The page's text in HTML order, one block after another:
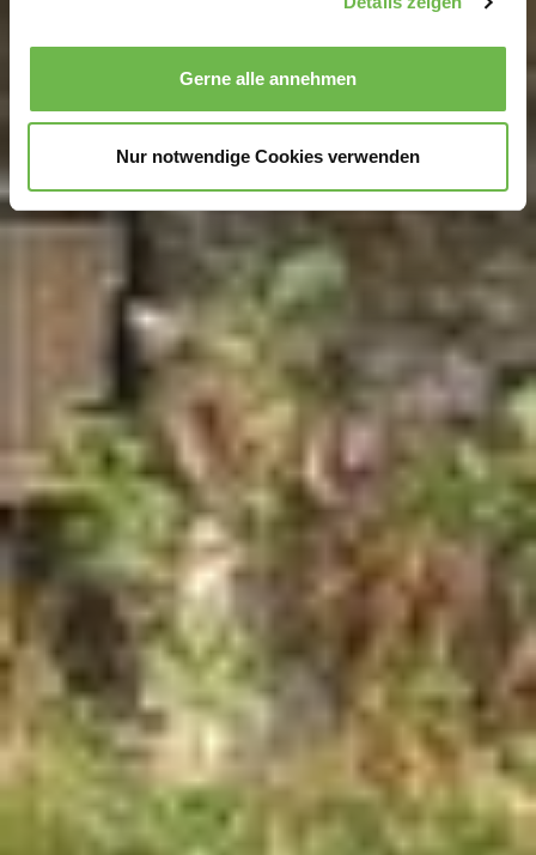
zu können und die Zugriffe auf unsere Website zu
analysieren.Danke, dass Sie uns in unserer Arbeit
unterstützen!
erhobenen Daten in den USA durch Google und
YouTube:
Präferenzen, Statistiken oder Marketing ankreuzen und
auf „Auswahl manuell festlegen“ klicken, willigen Sie
zugleich gem. Art. 49 Abs. 1 S. 1 lit. a DSGVO ein, dass
Ihre Daten in den USA verarbeitet werden. Die USA
werden vom Europäischen Gerichtshof als ein Land mit
Datenschutzniveau eingeschätzt. Es besteht
insbesondere das Risiko, dass Ihre Daten durch US-
Behörden, zu Kontroll- und zu Überwachungszwecken,
möglicherweise auch ohne Rechtsbehelfsmöglichkeiten,
verarbeitet werden können. Wenn Sie auf "Auswahl
manuell festlegen" klicken und keine der optionalen
Boxen (Präferenzen, Statistiken oder Marketing
ausgewählt haben, findet die vorgehend beschriebene
Übermittlung nicht statt. Weitere Informationen erhalten
Sie in unseren Datenschutzhinweisen.
Ausführlich informieren wir Sie darüber gerne hier:
Datenschutz
| Impressum
Gerne alle annehmen
Nur notwendige Cookies verwenden